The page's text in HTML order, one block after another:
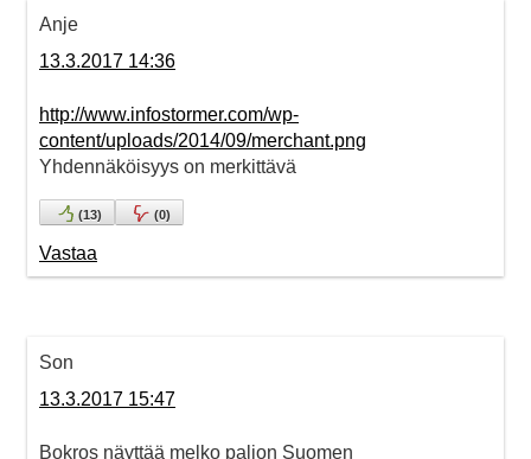
Anje
13.3.2017 14:36
http://www.infostormer.com/wp-
content/uploads/2014/09/merchant.png
Yhdennäköisyys on merkittävä
(13) (0)
Vastaa
Son
13.3.2017 15:47
Bokros näyttää melko paljon Suomen